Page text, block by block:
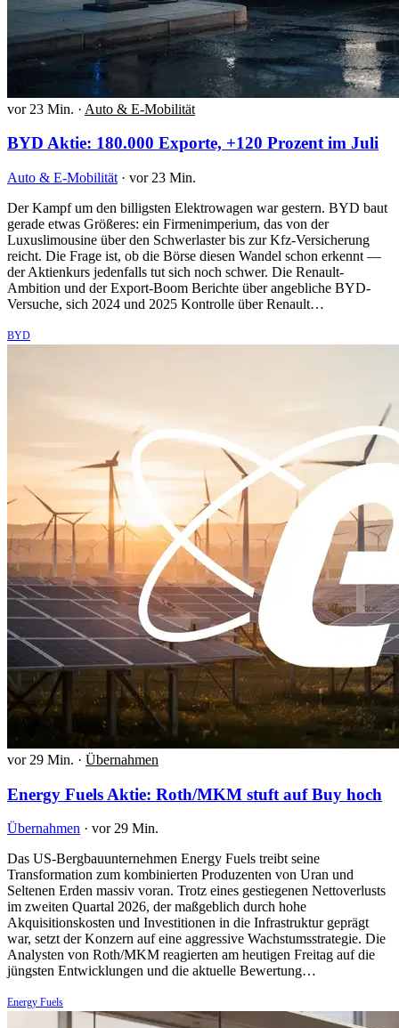
vor 23 Min. · Auto & E-Mobilität
BYD Aktie: 180.000 Exporte, +120 Prozent im Juli
Auto & E-Mobilität · vor 23 Min.
Der Kampf um den billigsten Elektrowagen war gestern. BYD baut
gerade etwas Größeres: ein Firmenimperium, das von der
Luxuslimousine über den Schwerlaster bis zur Kfz-Versicherung
reicht. Die Frage ist, ob die Börse diesen Wandel schon erkennt —
der Aktienkurs jedenfalls tut sich noch schwer. Die Renault-
Ambition und der Export-Boom Berichte über angebliche BYD-
Versuche, sich 2024 und 2025 Kontrolle über Renault…
BYD
vor 29 Min. · Übernahmen
Energy Fuels Aktie: Roth/MKM stuft auf Buy hoch
Übernahmen · vor 29 Min.
Das US-Bergbauunternehmen Energy Fuels treibt seine
Transformation zum kombinierten Produzenten von Uran und
Seltenen Erden massiv voran. Trotz eines gestiegenen Nettoverlusts
im zweiten Quartal 2026, der maßgeblich durch hohe
Akquisitionskosten und Investitionen in die Infrastruktur geprägt
war, setzt der Konzern auf eine aggressive Wachstumsstrategie. Die
Analysten von Roth/MKM reagierten am heutigen Freitag auf die
jüngsten Entwicklungen und die aktuelle Bewertung…
Energy Fuels